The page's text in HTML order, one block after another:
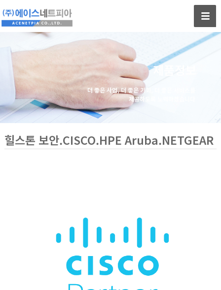
제품정보
더 좋은 사업, 더 좋은 기회, 더 좋은 서비스를
제공하도록 노력하겠습니다
힐스톤 보안.CISCO.HPE Aruba.NETGEAR